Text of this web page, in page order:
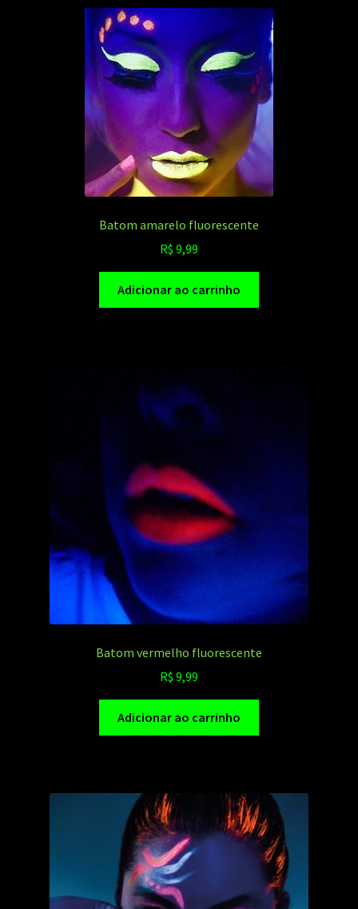
Batom amarelo fluorescente
R$ 9,99
Adicionar ao carrinho
Batom vermelho fluorescente
R$ 9,99
Adicionar ao carrinho